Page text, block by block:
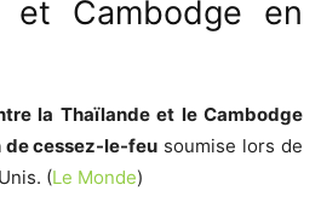
et Cambodge en
la Thaïlande et le Cambodge
de cessez-le-feu soumise lors de
(Le Monde)